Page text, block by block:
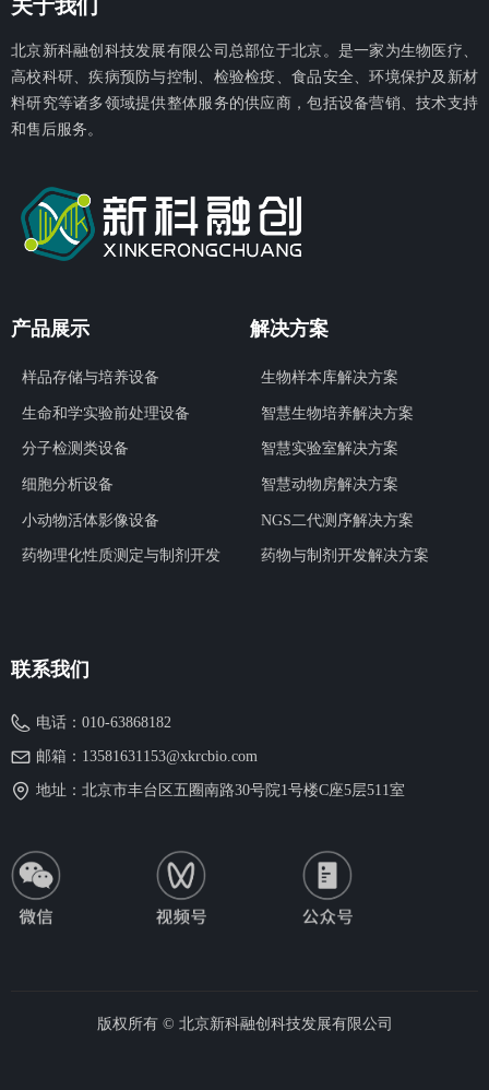
关于我们
北京新科融创科技发展有限公司总部位于北京。是一家为生物医疗、
高校科研、疾病预防与控制、检验检疫、食品安全、环境保护及新材
料研究等诸多领域提供整体服务的供应商，包括设备营销、技术支持
和售后服务。
联系我们
电话： 010-63868182
邮箱： 13581631153@xkrcbio.com
地址： 北京市丰台区五圈南路30号院1号楼C座5层511室
版权所有 © 北京新科融创科技发展有限公司
产品展示
样品存储与培养设备
生命和学实验前处理设备
分子检测类设备
细胞分析设备
小动物活体影像设备
药物理化性质测定与制剂开发
解决方案
生物样本库解决方案
智慧生物培养解决方案
智慧实验室解决方案
智慧动物房解决方案
NGS二代测序解决方案
药物与制剂开发解决方案